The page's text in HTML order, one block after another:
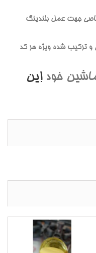
جهت عمل بلندینگ
ترکیب شده ویژه هر کد
ماشین خوداین